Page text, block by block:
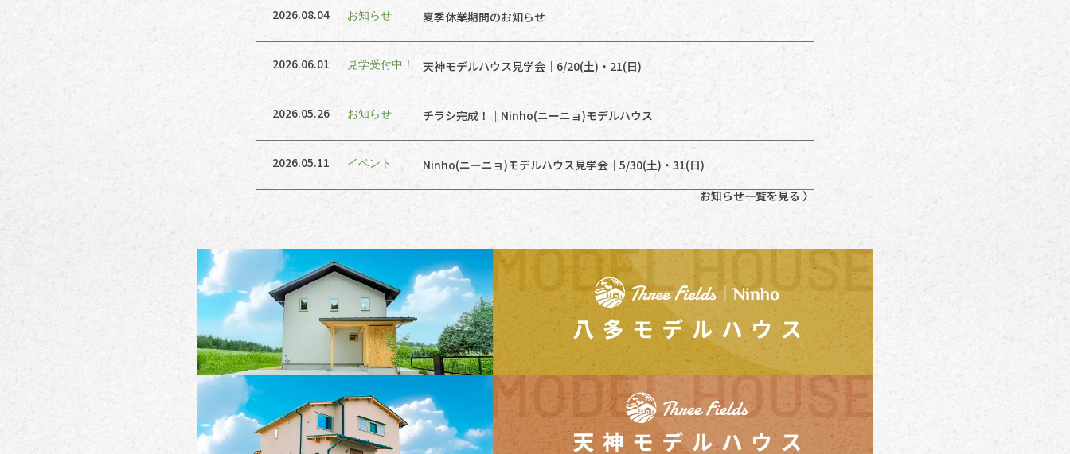
2026.08.04 お知らせ 夏季休業期間のお知らせ
2026.06.01 見学受付中！ 天神モデルハウス見学会｜6/20(土)・21(日)
2026.05.26 お知らせ チラシ完成！｜Ninho(ニーニョ)モデルハウス
2026.05.11 イベント
Ninho(ニーニョ)モデルハウス見学会｜5/30(土)・31(日)
お知らせ一覧を見る 〉